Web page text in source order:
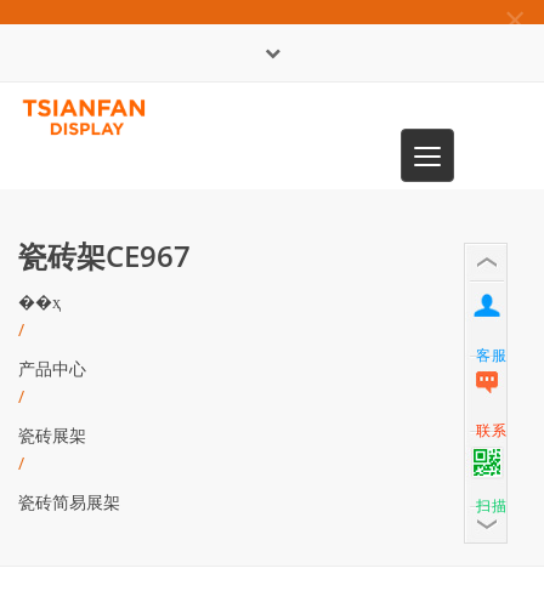
×
Toggle
navigation
瓷砖架CE967
��ҳ
/
产品中心
/
瓷砖展架
/
瓷砖简易展架
客服
联系
扫描